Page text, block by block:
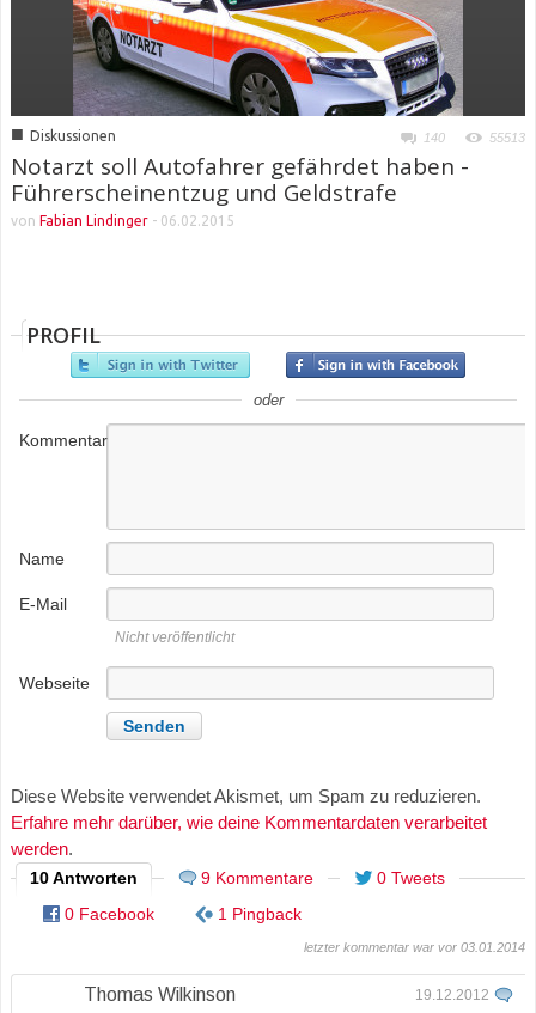
■ Diskussionen 140 55513
Notarzt soll Autofahrer gefährdet haben -
Führerscheinentzug und Geldstrafe
von Fabian Lindinger - 06.02.2015
PROFIL
oder
Kommentar
Name
E-Mail
Nicht veröffentlicht
Webseite
Diese Website verwendet Akismet, um Spam zu reduzieren.
Erfahre mehr darüber, wie deine Kommentardaten verarbeitet
werden.
10 Antworten 9 Kommentare
0 Tweets
0 Facebook
1 Pingback
letzter kommentar war vor 03.01.2014
Thomas Wilkinson 19.12.2012